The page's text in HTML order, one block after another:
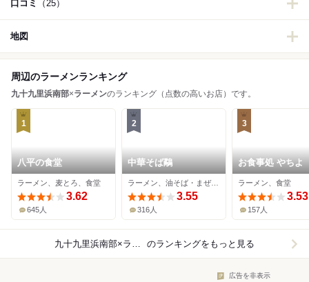
口コミ （25）
地図
周辺のラーメンランキング
九十九里浜南部×ラーメンのランキング（点数の高いお店）です。
1
八平の食堂
ラーメン、麦とろ、食堂
3.62
645人
2
中華そば鷸
ラーメン、油そば・まぜそば、餃子
3.55
316人
3
お食事処 やちよ
ラーメン、食堂
3.53
157人
九十九里浜南部×ラーメン のランキングをもっと見る
広告を非表示